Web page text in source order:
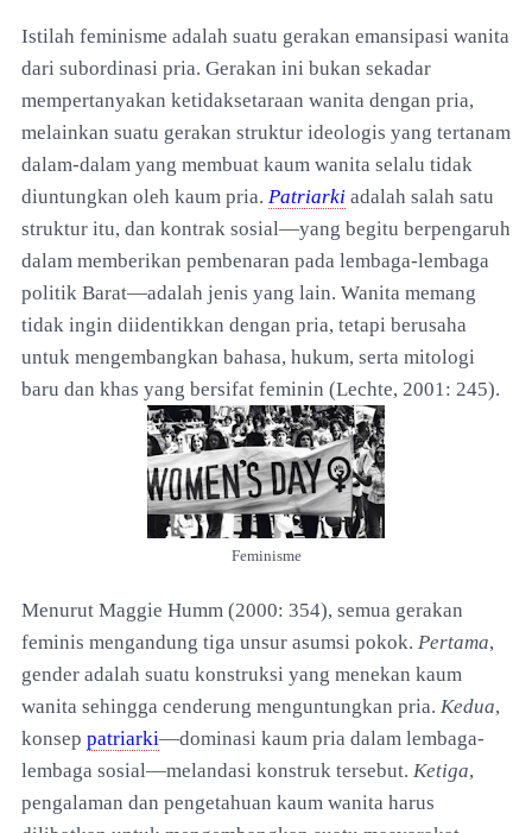
Istilah feminisme adalah suatu gerakan emansipasi wanita
dari subordinasi pria. Gerakan ini bukan sekadar
mempertanyakan ketidaksetaraan wanita dengan pria,
melainkan suatu gerakan struktur ideologis yang tertanam
dalam-dalam yang membuat kaum wanita selalu tidak
diuntungkan oleh kaum pria. Patriarki adalah salah satu
struktur itu, dan kontrak sosial—yang begitu berpengaruh
dalam memberikan pembenaran pada lembaga-lembaga
politik Barat—adalah jenis yang lain. Wanita memang
tidak ingin diidentikkan dengan pria, tetapi berusaha
untuk mengembangkan bahasa, hukum, serta mitologi
baru dan khas yang bersifat feminin (Lechte, 2001: 245).
Feminisme
Menurut Maggie Humm (2000: 354), semua gerakan
feminis mengandung tiga unsur asumsi pokok. Pertama,
gender adalah suatu konstruksi yang menekan kaum
wanita sehingga cenderung menguntungkan pria. Kedua,
konsep patriarki—dominasi kaum pria dalam lembaga-
lembaga sosial—melandasi konstruk tersebut. Ketiga,
pengalaman dan pengetahuan kaum wanita harus